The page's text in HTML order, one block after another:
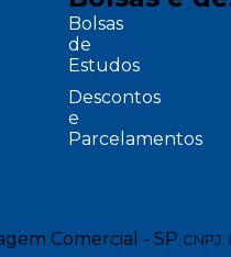
Bolsas
de
Estudos
Descontos
e
Parcelamentos
Comercial - SP